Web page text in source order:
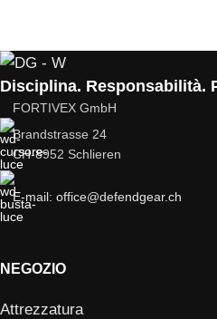
Disciplina. Responsabilità.
FORTIVEX GmbH
Brandstrasse 24
CH-8952 Schlieren
E-mail: office@defendgear.ch
NEGOZIO
Attrezzatura